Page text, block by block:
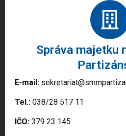
Správa majetku
E-mail:
Tel.: 038/28 517 11
IČO: 379 23 145